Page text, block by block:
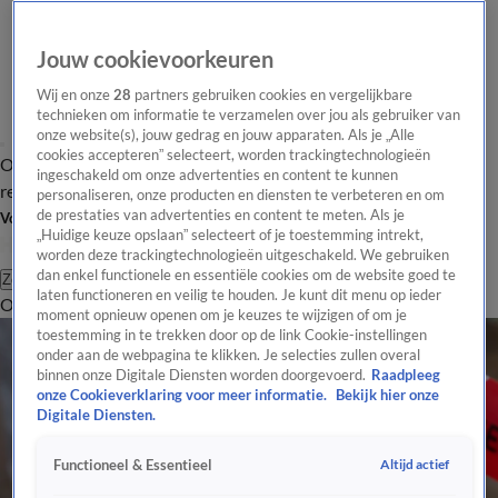
Overzicht Laatste nieuws Regionieuws Het beste van Hart
Tip de
redactie
Volg Hart van Nederland
Zoeken
OverzichtRegioUitzendingenWeerTip de redactiePanelVideo's
Jouw cookievoorkeuren
Wij en onze28 partners gebruiken cookies en vergelijkbare
technieken om informatie te verzamelen over jou als gebruiker van
onze website(s), jouw gedrag en jouw apparaten. Als je „Alle
cookies accepteren” selecteert, worden trackingtechnologieën
ingeschakeld om onze advertenties en content te kunnen
personaliseren, onze producten en diensten te verbeteren en om
de prestaties van advertenties en content te meten. Als je
„Huidige keuze opslaan” selecteert of je toestemming intrekt,
worden deze trackingtechnologieën uitgeschakeld. We gebruiken
dan enkel functionele en essentiële cookies om de website goed te
laten functioneren en veilig te houden. Je kunt dit menu op ieder
moment opnieuw openen om je keuzes te wijzigen of om je
toestemming in te trekken door op de link Cookie-instellingen
onder aan de webpagina te klikken. Je selecties zullen overal
binnen onze Digitale Diensten worden doorgevoerd. Raadpleeg
onze Cookieverklaring voor meer informatie.
Bekijk hier onze
Digitale Diensten.
Functioneel & Essentieel Altijd actief